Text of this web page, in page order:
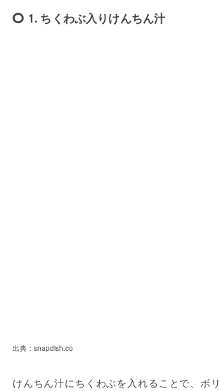
1. ちくわぶ入りけんちん汁
出典：snapdish.co
けんちん汁にちくわぶを入れることで、ボ